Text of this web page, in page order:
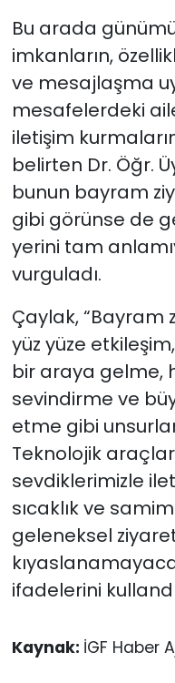
Bu arada
imkanların,
ve mesajlaşma
mesafelerdeki
iletişim
belirten Dr. Öğr.
bunun bayram
gibi görünse de
yerini tam
vurguladı.
Çaylak, “Bayram
yüz yüze
bir araya gelme,
sevindirme ve
etme gibi
Teknolojik
sevdiklerimizle
sıcaklık ve
geleneksel
ifadelerini
Kaynak: İGF Haber